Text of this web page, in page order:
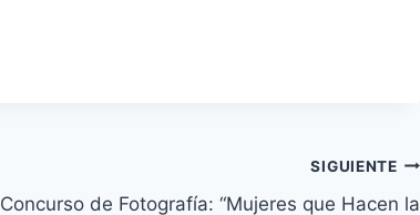
SIGUIENTE
Concurso de Fotografía: “Mujeres que Hacen la